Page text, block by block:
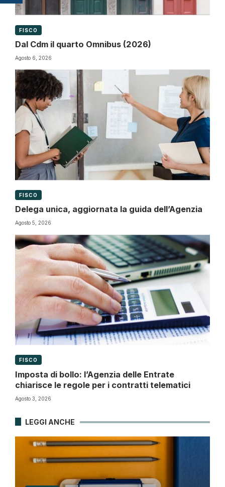
FISCO
Dal Cdm il quarto Omnibus (2026)
Agosto 6, 2026
FISCO
Delega unica, aggiornata la guida dell’Agenzia
Agosto 5, 2026
FISCO
Imposta di bollo: l’Agenzia delle Entrate
chiarisce le regole per i contratti telematici
Agosto 3, 2026
LEGGI ANCHE